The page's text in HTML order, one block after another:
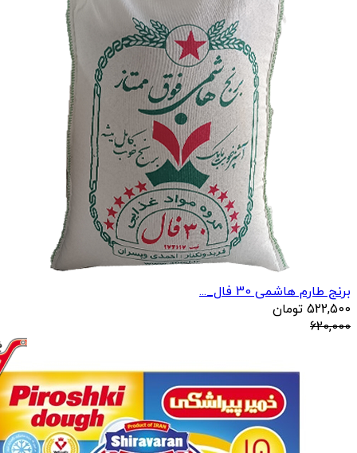
برنج طارم هاشمی 30 فال_...
522,500 تومان
620,000